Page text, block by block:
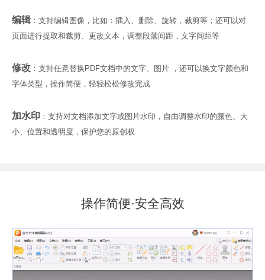
编辑：支持编辑图像，比如：插入、删除、旋转，裁剪等；还可以对
页面进行提取和裁剪、更改文本，调整段落间距，文字间距等
修改 ：支持任意替换PDF文档中的文字、图片 ，还可以换文字颜色和
字体类型，操作简便，轻轻松松修改完成
加水印 ：支持对文档添加文字或图片水印，自由调整水印的颜色、大
小、位置和透明度，保护您的原创权
操作简便·安全高效